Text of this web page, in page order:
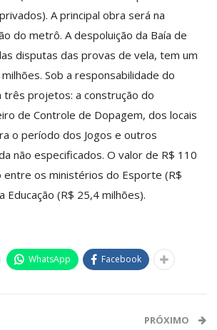
A principal obra será na
do metrô. A despoluição da Baía de
disputas das provas de vela, tem um
Sob a responsabilidade do
três projetos: a construção do
de Controle de Dopagem, dos locais
o período dos Jogos e outros
não especificados. O valor de R$ 110
entre os ministérios do Esporte (R$
Educação (R$ 25,4 milhões).
WhatsApp Facebook
PRÓXIMO